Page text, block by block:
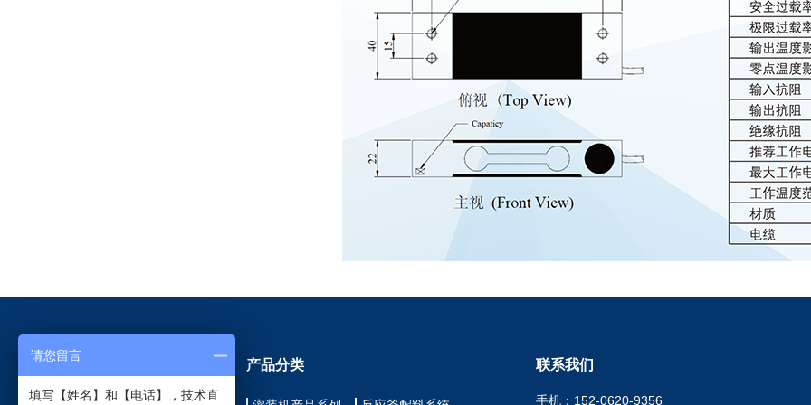
网站导航 产品分类 联系我们
手机：152-0620-9356
请您留言
填写【姓名】和【电话】，技术直